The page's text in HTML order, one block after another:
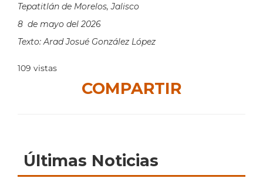
Tepatitlán de Morelos, Jalisco
8 de mayo del 2026
Texto: Arad Josué González López
109 vistas
COMPARTIR
Últimas Noticias